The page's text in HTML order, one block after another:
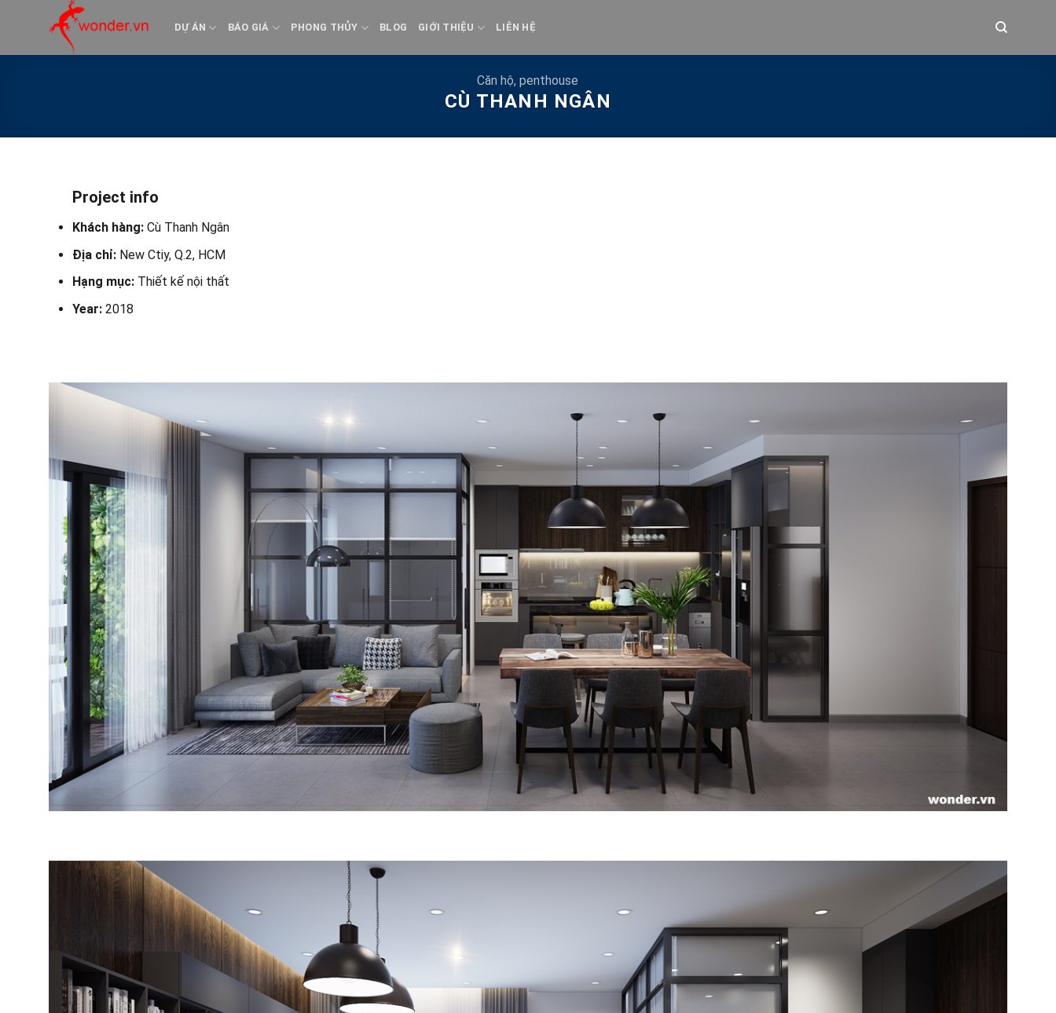
DỰ ÁN BÁO GIÁ PHONG THỦY BLOG GIỚI THIỆU LIÊN HỆ
Căn hộ, penthouse
CÙ THANH NGÂN
Project info
Khách hàng: Cù Thanh Ngân
Địa chỉ: New Ctiy, Q.2, HCM
Hạng mục: Thiết kế nội thất
Year: 2018